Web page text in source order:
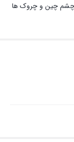
چشم چین و چروک ها